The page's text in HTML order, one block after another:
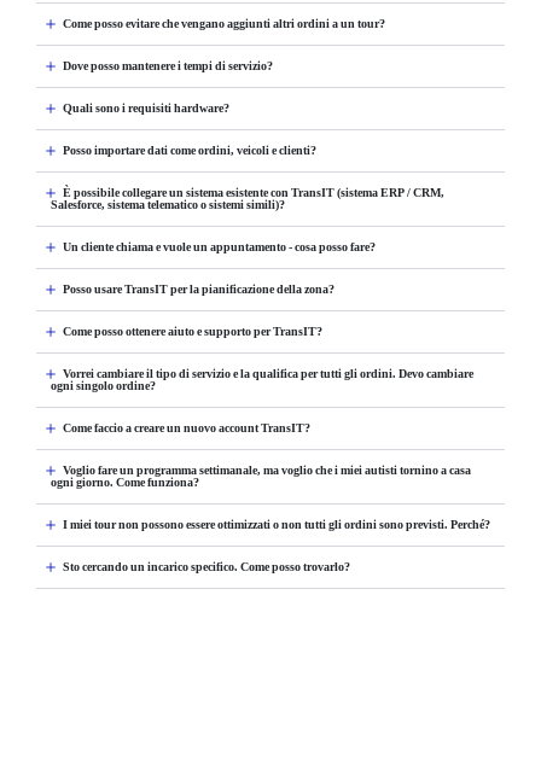
Come posso evitare che vengano aggiunti altri ordini a un tour?
Dove posso mantenere i tempi di servizio?
Quali sono i requisiti hardware?
Posso importare dati come ordini, veicoli e clienti?
È possibile collegare un sistema esistente con TransIT (sistema ERP / CRM,
Salesforce, sistema telematico o sistemi simili)?
Un cliente chiama e vuole un appuntamento - cosa posso fare?
Posso usare TransIT per la pianificazione della zona?
Come posso ottenere aiuto e supporto per TransIT?
Vorrei cambiare il tipo di servizio e la qualifica per tutti gli ordini. Devo cambiare
ogni singolo ordine?
Come faccio a creare un nuovo account TransIT?
Voglio fare un programma settimanale, ma voglio che i miei autisti tornino a casa
ogni giorno. Come funziona?
I miei tour non possono essere ottimizzati o non tutti gli ordini sono previsti. Perché?
Sto cercando un incarico specifico. Come posso trovarlo?